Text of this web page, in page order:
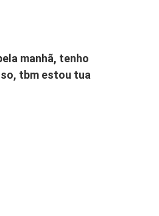
manhã, tenho
tbm estou tua